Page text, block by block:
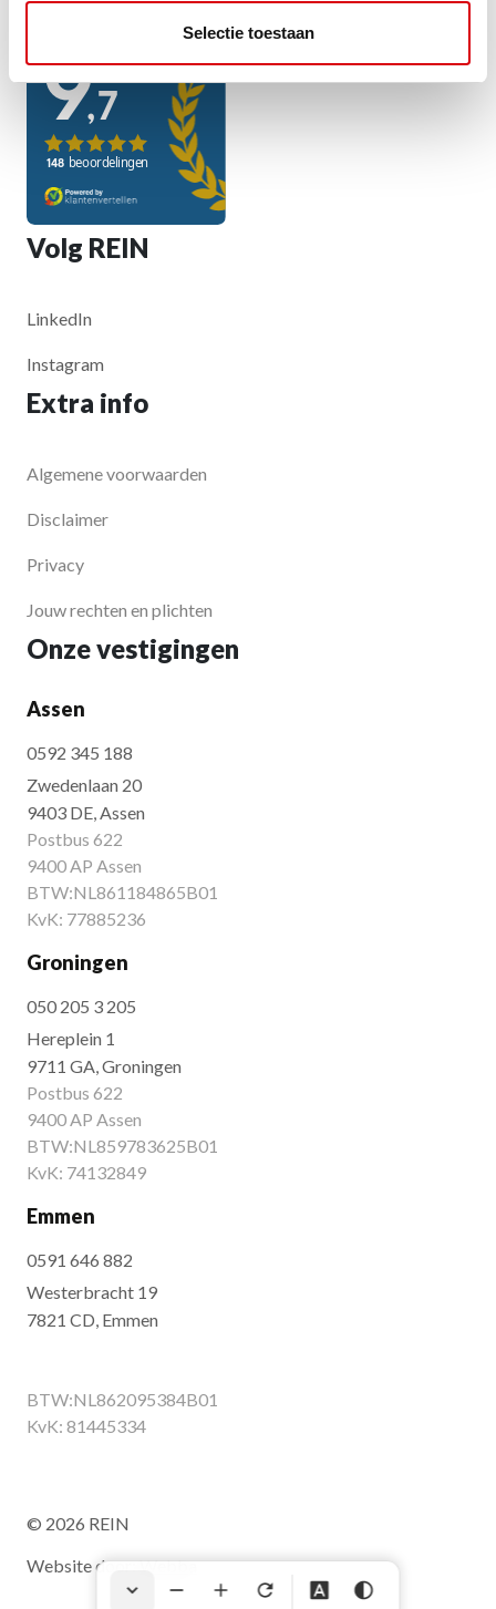
Selectie toestaan
Volg REIN
LinkedIn
Instagram
Extra info
Algemene voorwaarden
Disclaimer
Privacy
Jouw rechten en plichten
Onze vestigingen
Assen
0592 345 188
Zwedenlaan 20
9403 DE, Assen
Postbus 622
9400 AP Assen
BTW:NL861184865B01
KvK: 77885236
Groningen
050 205 3 205
Hereplein 1
9711 GA, Groningen
Postbus 622
9400 AP Assen
BTW:NL859783625B01
KvK: 74132849
Emmen
0591 646 882
Westerbracht 19
7821 CD, Emmen
BTW:NL862095384B01
KvK: 81445334
© 2026 REIN
Website door:Webba